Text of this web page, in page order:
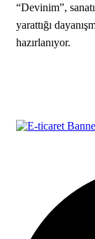
“Devinim”,
yarattığı
hazırlanıyor.